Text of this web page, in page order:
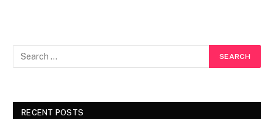
RECENT POSTS